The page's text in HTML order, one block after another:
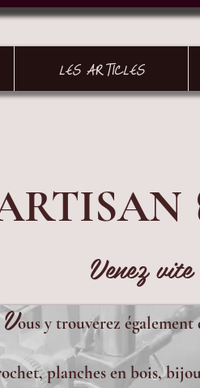
LES ARTICLES
Venez
Vous y trouverez
planches en bois,